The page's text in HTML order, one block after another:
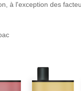
à l'exception des